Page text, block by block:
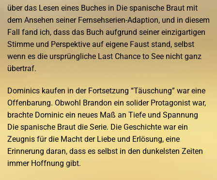
über das Lesen eines Buches in Die spanische Braut mit
dem Ansehen seiner Fernsehserien-Adaption, und in diesem
Fall fand ich, dass das Buch aufgrund seiner einzigartigen
Stimme und Perspektive auf eigene Faust stand, selbst
wenn es die ursprüngliche Last Chance to See nicht ganz
übertraf.
Dominics kaufen in der Fortsetzung “Täuschung” war eine
Offenbarung. Obwohl Brandon ein solider Protagonist war,
brachte Dominic ein neues Maß an Tiefe und Spannung
Die spanische Braut die Serie. Die Geschichte war ein
Zeugnis für die Macht der Liebe und Erlösung, eine
Erinnerung daran, dass es selbst in den dunkelsten Zeiten
immer Hoffnung gibt.